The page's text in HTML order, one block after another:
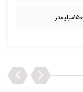
۱۵۰میلیمتر
Previous
Next